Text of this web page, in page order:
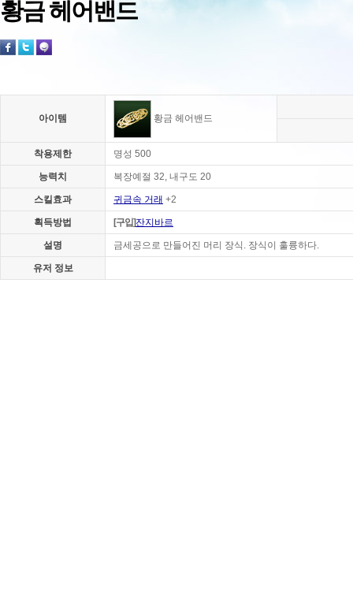
황금 헤어밴드
아이템 황금 헤어밴드
착용제한 명성 500
능력치 복장예절 32, 내구도 20
스킬효과 귀금속 거래 +2
획득방법 [구입]잔지바르
설명 금세공으로 만들어진 머리 장식. 장식이 훌륭하다.
유저 정보